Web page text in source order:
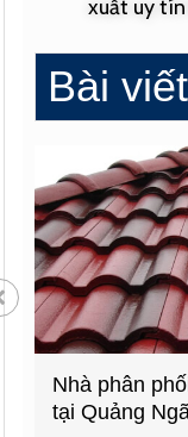
xuất uy
Bài viết
Nhà phân phối
tại Quảng Ngãi